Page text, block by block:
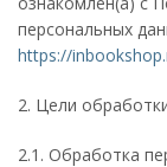
персональных
https://
2. Цели
2.1. Обработка